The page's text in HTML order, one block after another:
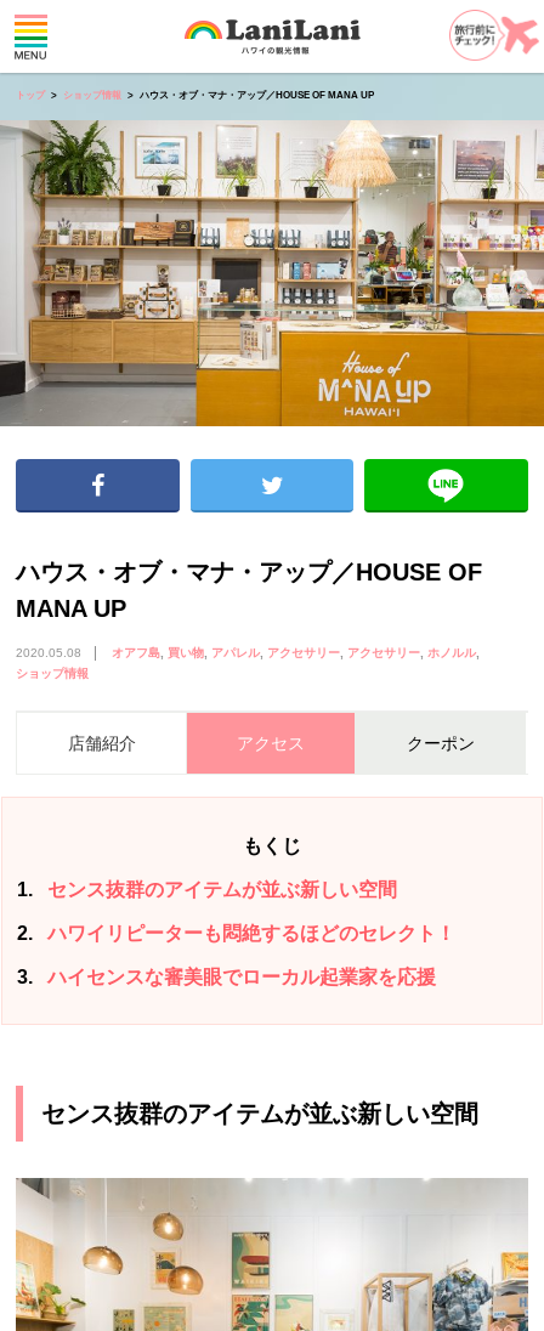
トップ ショップ情報 ハウス・オブ・マナ・アップ／HOUSE OF MANA UP
ハウス・オブ・マナ・アップ／HOUSE OF
MANA UP
2020.05.08 オアフ島 買い物 アパレル アクセサリー アクセサリー ホノルル
ショップ情報
店舗紹介 アクセス クーポン
もくじ
1 センス抜群のアイテムが並ぶ新しい空間
2 ハワイリピーターも悶絶するほどのセレクト！
3 ハイセンスな審美眼でローカル起業家を応援
センス抜群のアイテムが並ぶ新しい空間